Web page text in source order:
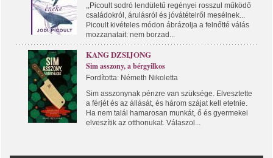
,,Picoult sodró lendületű regényei rosszul működő
családokról, árulásról és jóvátételről mesélnek...
Picoult kivételes módon ábrázolja a felnőtté válás
mozzanatait: nem borzad...
KANG DZSIJONG
Sim asszony, a bérgyilkos
Fordította: Németh Nikoletta
Sim asszonynak pénzre van szüksége. Elvesztette
a férjét és az állását, és három szájat kell etetnie.
Ha nem talál hamarosan munkát, ő és gyermekei
elveszítik az otthonukat. Válaszol...